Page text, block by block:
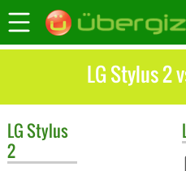
LG Stylus 2
LGStylus
2